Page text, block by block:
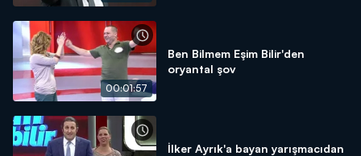
00:01:57
Ben Bilmem Eşim Bilir'den
oryantal şov
İlker Ayrık'a bayan yarışmacıdan